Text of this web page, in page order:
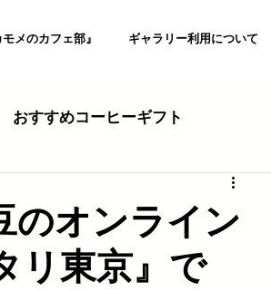
メのカフェ部』 ギャラリー利用について
おすすめコーヒーギフト
カフェ開業
ニュー スイーツ カフェ雑貨
のオンライン
リ東京』で